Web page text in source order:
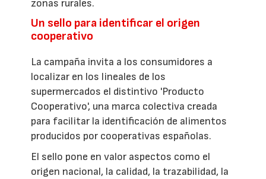
zonas rurales.
Un sello para identificar el origen
cooperativo
La campaña invita a los consumidores a
localizar en los lineales de los
supermercados el distintivo 'Producto
Cooperativo', una marca colectiva creada
para facilitar la identificación de alimentos
producidos por cooperativas españolas.
El sello pone en valor aspectos como el
origen nacional, la calidad, la trazabilidad, la